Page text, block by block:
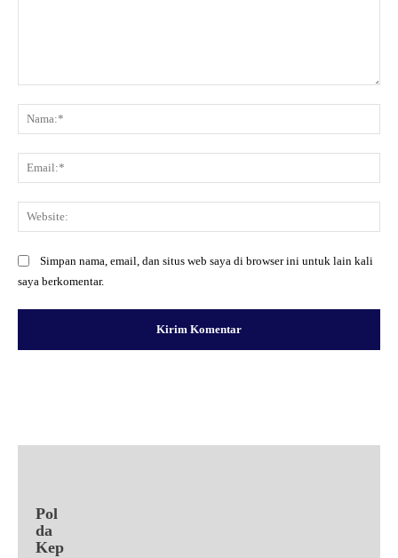
Simpan nama, email, dan situs web saya di browser ini untuk lain kali
saya berkomentar.
Pol
da
Kep